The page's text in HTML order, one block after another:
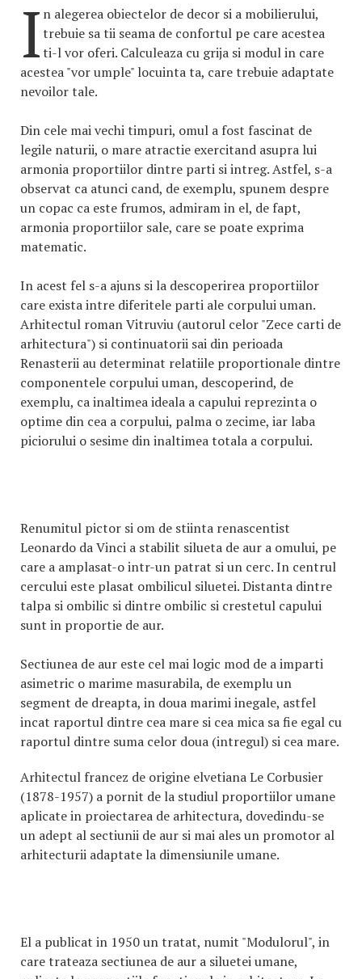
I n alegerea obiectelor de decor si a mobilierului,
trebuie sa tii seama de confortul pe care acestea
ti-l vor oferi. Calculeaza cu grija si modul in care
acestea "vor umple" locuinta ta, care trebuie adaptate
nevoilor tale.
Din cele mai vechi timpuri, omul a fost fascinat de
legile naturii, o mare atractie exercitand asupra lui
armonia proportiilor dintre parti si intreg. Astfel, s-a
observat ca atunci cand, de exemplu, spunem despre
un copac ca este frumos, admiram in el, de fapt,
armonia proportiilor sale, care se poate exprima
matematic.
In acest fel s-a ajuns si la descoperirea proportiilor
care exista intre diferitele parti ale corpului uman.
Arhitectul roman Vitruviu (autorul celor "Zece carti de
arhitectura") si continuatorii sai din perioada
Renasterii au determinat relatiile proportionale dintre
componentele corpului uman, descoperind, de
exemplu, ca inaltimea ideala a capului reprezinta o
optime din cea a corpului, palma o zecime, iar laba
piciorului o sesime din inaltimea totala a corpului.
Renumitul pictor si om de stiinta renascentist
Leonardo da Vinci a stabilit silueta de aur a omului, pe
care a amplasat-o intr-un patrat si un cerc. In centrul
cercului este plasat ombilicul siluetei. Distanta dintre
talpa si ombilic si dintre ombilic si crestetul capului
sunt in proportie de aur.
Sectiunea de aur este cel mai logic mod de a imparti
asimetric o marime masurabila, de exemplu un
segment de dreapta, in doua marimi inegale, astfel
incat raportul dintre cea mare si cea mica sa fie egal cu
raportul dintre suma celor doua (intregul) si cea mare.
Arhitectul francez de origine elvetiana Le Corbusier
(1878-1957) a pornit de la studiul proportiilor umane
aplicate in proiectarea de arhitectura, dovedindu-se
un adept al sectiunii de aur si mai ales un promotor al
arhitecturii adaptate la dimensiunile umane.
El a publicat in 1950 un tratat, numit "Modulorul", in
care trateaza sectiunea de aur a siluetei umane,